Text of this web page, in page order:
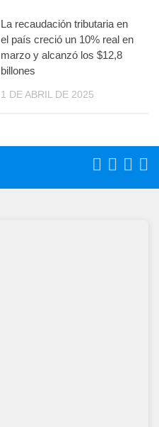
La recaudación tributaria en
el país creció un 10% real en
marzo y alcanzó los $12,8
billones
1 DE ABRIL DE 2025